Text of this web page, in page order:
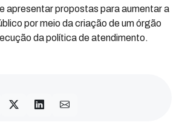
apresentar propostas para aumentar a
por meio da criação de um órgão
da política de atendimento.